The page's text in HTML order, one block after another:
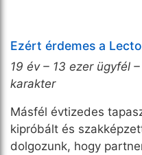
Ezért érdemes a
19 év – 13 ezer ügyfél
karakter
Másfél évtizedes
kipróbált és
dolgozunk, hogy